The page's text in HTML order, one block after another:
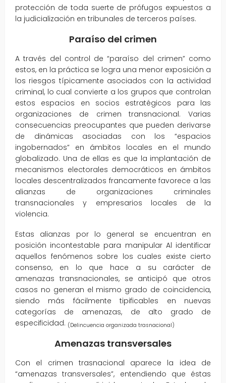
protección de toda suerte de prófugos expuestos a
la judicialización en tribunales de terceros países.
Paraíso del crimen
A través del control de “paraíso del crimen” como
estos, en la práctica se logra una menor exposición a
los riesgos típicamente asociados con la actividad
criminal, lo cual convierte a los grupos que controlan
estos espacios en socios estratégicos para las
organizaciones de crimen transnacional. Varias
consecuencias preocupantes que pueden derivarse
de dinámicas asociadas con los “espacios
ingobernados” en ámbitos locales en el mundo
globalizado. Una de ellas es que la implantación de
mecanismos electorales democráticos en ámbitos
locales descentralizados francamente favorece a las
alianzas de organizaciones criminales
transnacionales y empresarios locales de la
violencia.
Estas alianzas por lo general se encuentran en
posición incontestable para manipular Al identificar
aquellos fenómenos sobre los cuales existe cierto
consenso, en lo que hace a su carácter de
amenazas transnacionales, se anticipó que otros
casos no generan el mismo grado de coincidencia,
siendo más fácilmente tipificables en nuevas
categorías de amenazas, de alto grado de
especificidad. (Delincuencia organizada trasnacional)
Amenazas transversales
Con el crimen trasnacional aparece la idea de
“amenazas transversales”, entendiendo que éstas